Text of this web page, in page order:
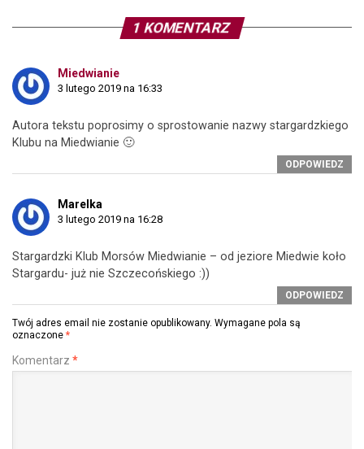
1 KOMENTARZ
Miedwianie
3 lutego 2019 na 16:33
Autora tekstu poprosimy o sprostowanie nazwy stargardzkiego
Klubu na Miedwianie 🙂
ODPOWIEDZ
Marelka
3 lutego 2019 na 16:28
Stargardzki Klub Morsów Miedwianie – od jeziore Miedwie koło
Stargardu- już nie Szczecońskiego :))
ODPOWIEDZ
Twój adres email nie zostanie opublikowany. Wymagane pola są
oznaczone *
Komentarz *